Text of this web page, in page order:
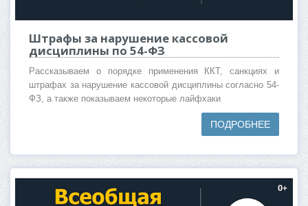
Штрафы за нарушение кассовой
дисциплины по 54-ФЗ
Рассказываем о порядке применения ККТ, санкциях и
штрафах за нарушение кассовой дисциплины согласно 54-
ФЗ, а также показываем некоторые лайфхаки
ПОДРОБНЕЕ